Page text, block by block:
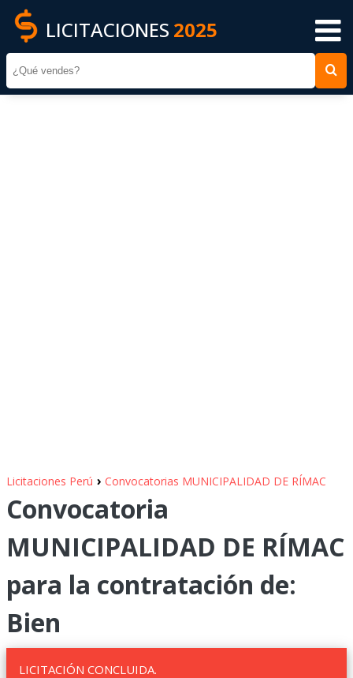
LICITACIONES 2025
Licitaciones Perú › Convocatorias MUNICIPALIDAD DE RÍMAC
Convocatoria
MUNICIPALIDAD DE RÍMAC
para la contratación de:
Bien
LICITACIÓN CONCLUIDA.